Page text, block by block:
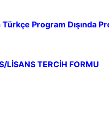
Türkçe Program Dışında
LİSANS TERCİH FORMU